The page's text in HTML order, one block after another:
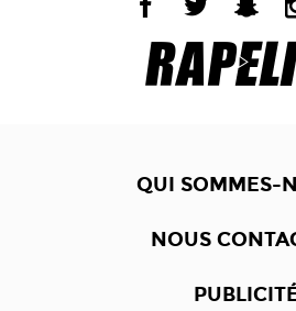
QUI SOMMES-
NOUS